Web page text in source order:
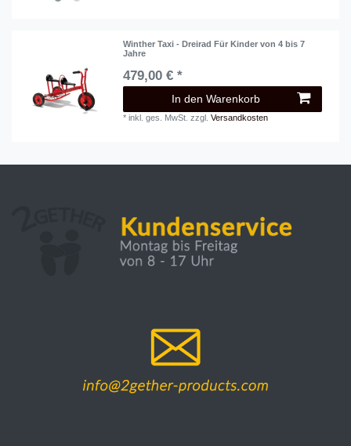
Winther Taxi - Dreirad Für Kinder von 4 bis 7
Jahre
479,00 € *
In den Warenkorb
*inkl. ges. MwSt. zzgl.Versandkosten